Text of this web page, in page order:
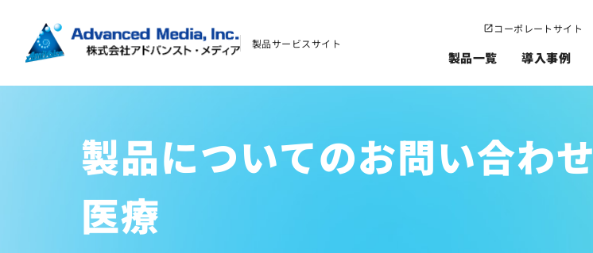
よくあるご質問
お問い合わせ
製品サービスサイト
コーポレートサイト
製品一覧 導入事例
製品についてのお問い合わせ
医療